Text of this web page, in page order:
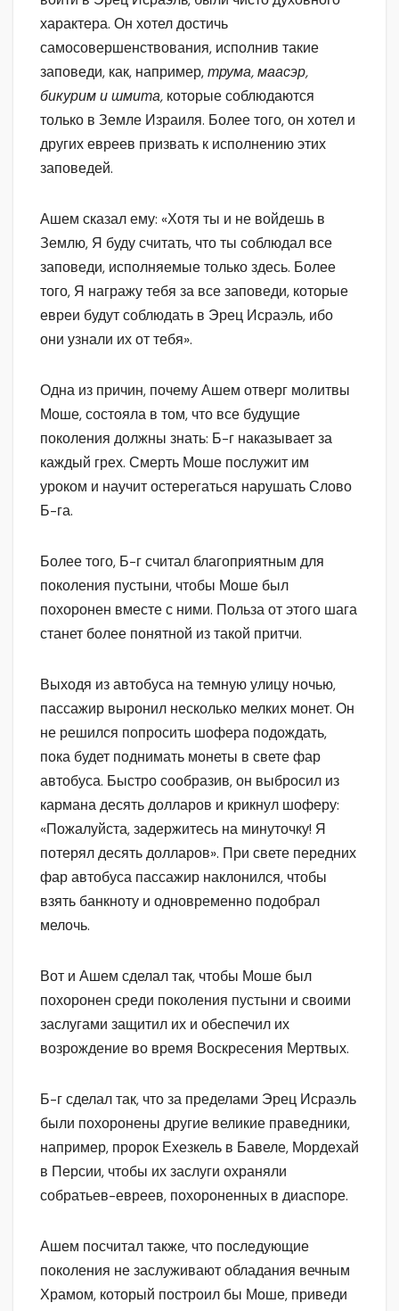
характера. Он хотел достичь
самосовершенствования, исполнив такие
заповеди, как, например,трума, маасэр,
бикурим и шмита, которые соблюдаются
только в Земле Израиля. Более того, он хотел и
других евреев призвать к исполнению этих
заповедей.
Ашем сказал ему: «Хотя ты и не войдешь в
Землю, Я буду считать, что ты соблюдал все
заповеди, исполняемые только здесь. Более
того, Я награжу тебя за все заповеди, которые
евреи будут соблюдать в Эрец Исраэль, ибо
они узнали их от тебя».
Одна из причин, почему Ашем отверг молитвы
Моше, состояла в том, что все будущие
поколения должны знать: Б-г наказывает за
каждый грех. Смерть Моше послужит им
уроком и научит остерегаться нарушать Слово
Б-га.
Более того, Б-г считал благоприятным для
поколения пустыни, чтобы Моше был
похоронен вместе с ними. Польза от этого шага
станет более понятной из такой притчи.
Выходя из автобуса на темную улицу ночью,
пассажир выронил несколько мелких монет. Он
не решился попросить шофера подождать,
пока будет поднимать монеты в свете фар
автобуса. Быстро сообразив, он выбросил из
кармана десять долларов и крикнул шоферу:
«Пожалуйста, задержитесь на минуточку! Я
потерял десять долларов». При свете передних
фар автобуса пассажир наклонился, чтобы
взять банкноту и одновременно подобрал
мелочь.
Вот и Ашем сделал так, чтобы Моше был
похоронен среди поколения пустыни и своими
заслугами защитил их и обеспечил их
возрождение во время Воскресения Мертвых.
Б-г сделал так, что за пределами Эрец Исраэль
были похоронены другие великие праведники,
например, пророк Ехезкель в Бавеле, Мордехай
в Персии, чтобы их заслуги охраняли
собратьев-евреев, похороненных в диаспоре.
Ашем посчитал также, что последующие
поколения не заслуживают обладания вечным
Храмом, который построил бы Моше, приведи